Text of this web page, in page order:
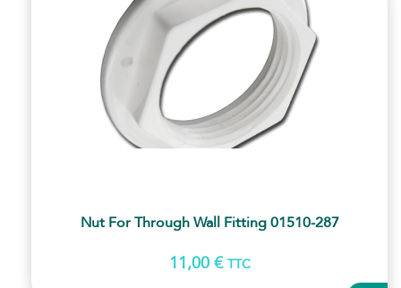
Nut For Through Wall Fitting 01510-287
11,00 € TTC